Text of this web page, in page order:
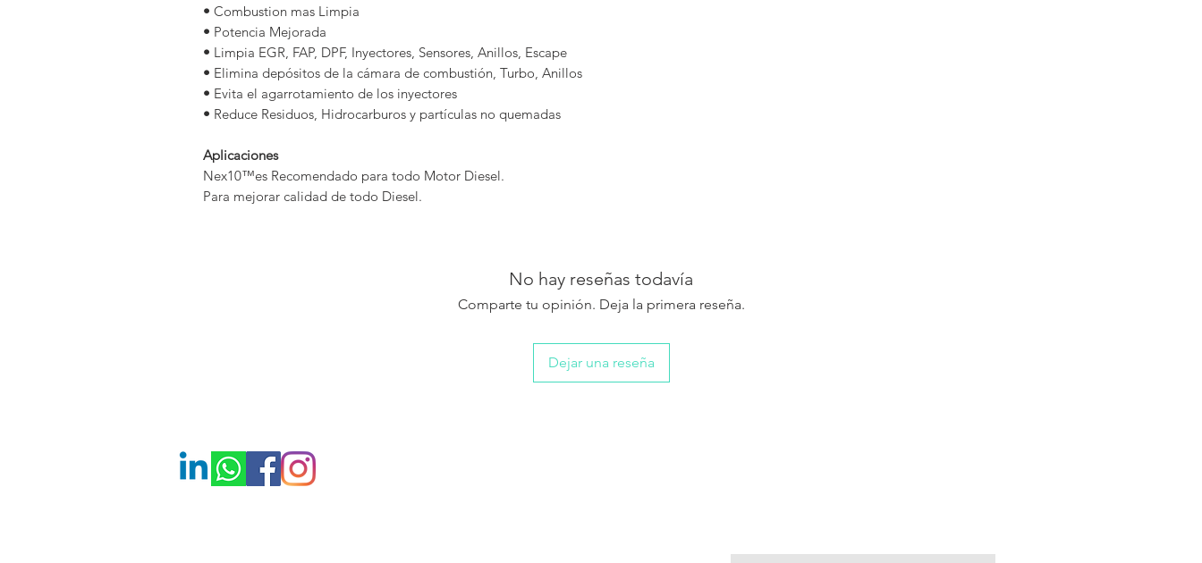
• Combustion mas Limpia
• Potencia Mejorada
• Limpia EGR, FAP, DPF, Inyectores, Sensores, Anillos, Escape
• Elimina depósitos de la cámara de combustión, Turbo, Anillos
• Evita el agarrotamiento de los inyectores
• Reduce Residuos, Hidrocarburos y partículas no quemadas
Aplicaciones
Nex10™es Recomendado para todo Motor Diesel.
Para mejorar calidad de todo Diesel.
No hay reseñas todavía
Comparte tu opinión. Deja la primera reseña.
Dejar una reseña